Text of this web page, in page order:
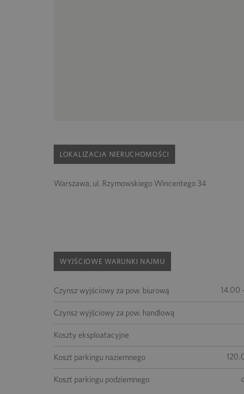
LOKALIZACJA NIERUCHOMOŚCI
Warszawa, ul. Rzymowskiego Wincentego 34
WYJŚCIOWE WARUNKI NAJMU
Czynsz wyjściowy za pow. biurową 14.00
Czynsz wyjściowy za pow. handlową
Koszty eksploatacyjne
Koszt parkingu naziemnego
Koszt parkingu podziemnego